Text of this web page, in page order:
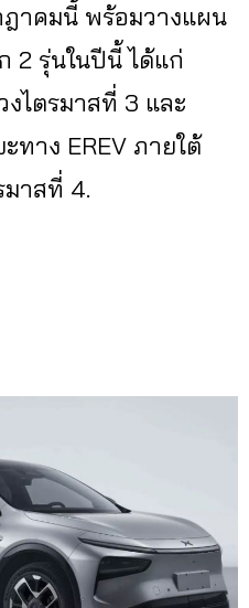
าคมนี้ พร้อมวางแผน
2 รุ่นในปีนี้ ได้แก่
งไตรมาสที่ 3 และ
ทาง EREV ภายใต้
มาสที่ 4.